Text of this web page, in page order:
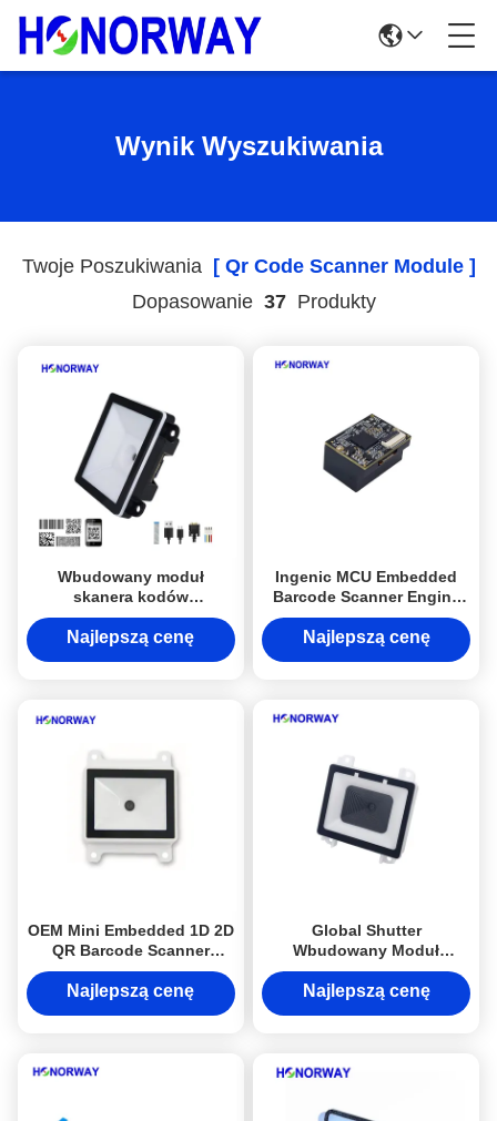
Wynik Wyszukiwania
Twoje Poszukiwania[ Qr Code Scanner Module ]
Dopasowanie 37 Produkty
Wbudowany moduł
skanera kodów
kreskowych 1D 2D QR z
automatycznym
Najlepszą cenę
Ingenic MCU Embedded
Barcode Scanner Engine
Mini 1D 2D QR Code
Scanner Module
Najlepszą cenę
OEM Mini Embedded 1D 2D
QR Barcode Scanner
Module Wysoka
dokładność dla przemysłu
Najlepszą cenę
Global Shutter
Wbudowany Moduł
Skanera Kodów
Kreskowych do
Najlepszą cenę